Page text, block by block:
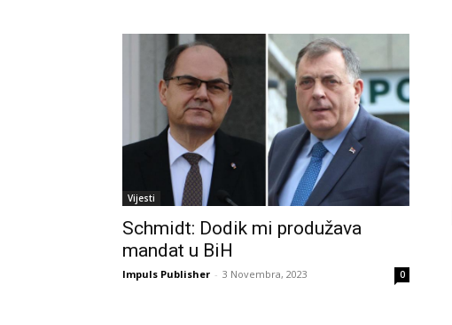
Vijesti
Schmidt: Dodik mi produžava
mandat u BiH
Impuls Publisher - 3 Novembra, 2023 0